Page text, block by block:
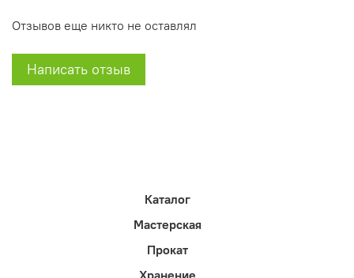
Отзывов еще никто не оставлял
Написать отзыв
Каталог
Мастерская
Прокат
Хранение